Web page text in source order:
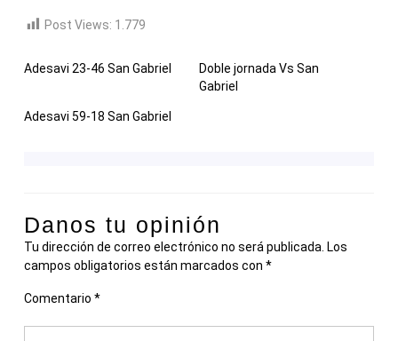
Post Views: 1.779
Adesavi 23-46 San Gabriel
Doble jornada Vs San
Gabriel
Adesavi 59-18 San Gabriel
Danos tu opinión
Tu dirección de correo electrónico no será publicada. Los
campos obligatorios están marcados con *
Comentario *